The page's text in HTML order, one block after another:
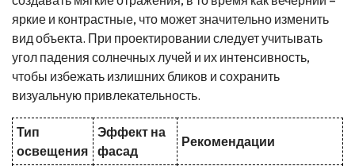
яркие и контрастные, что может значительно изменить
вид объекта. При проектировании следует учитывать
угол падения солнечных лучей и их интенсивность,
чтобы избежать излишних бликов и сохранить
визуальную привлекательность.
Тип
освещения
Эффект на
фасад
Рекомендации